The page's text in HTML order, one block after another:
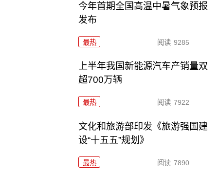
今年首期全国高温中暑气象预报
发布
最热 阅读 9285
上半年我国新能源汽车产销量双
超700万辆
最热 阅读 7922
文化和旅游部印发《旅游强国建
设“十五五”规划》
最热 阅读 7890